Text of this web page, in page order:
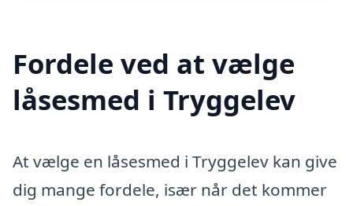
Fordele ved at vælge
låsesmed i Tryggelev
At vælge en låsesmed i Tryggelev kan give
dig mange fordele, især når det kommer